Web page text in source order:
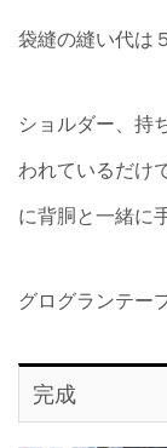
袋縫の縫い代は
ショルダー、持
われているだけ
に背胴と一緒に
グログランテー
完成